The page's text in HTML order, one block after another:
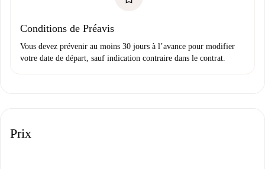
Conditions de Préavis
Vous devez prévenir au moins 30 jours à l’avance pour modifier
votre date de départ, sauf indication contraire dans le contrat.
Prix